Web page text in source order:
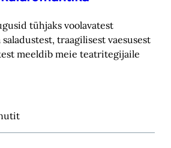
tühjaks voolavatest
traagilisest vaesusest
meeldib meie teatritegijaile